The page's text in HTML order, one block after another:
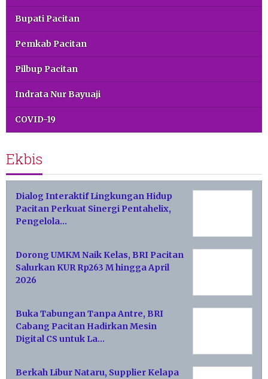
Bupati Pacitan
Pemkab Pacitan
Pilbup Pacitan
Indrata Nur Bayuaji
COVID-19
Ekbis
Dialog Interaktif Lingkungan Hidup
Pacitan Perkuat Sinergi Pentahelix,
Pengelola…
Dorong UMKM Naik Kelas, BRI Pacitan
Salurkan KUR Rp263 M hingga April
2026
Buka Tabungan Tanpa Antre, BRI
Cabang Pacitan Hadirkan Mesin
Digital CS untuk La…
Berkah Libur Nataru, Supplier Kelapa